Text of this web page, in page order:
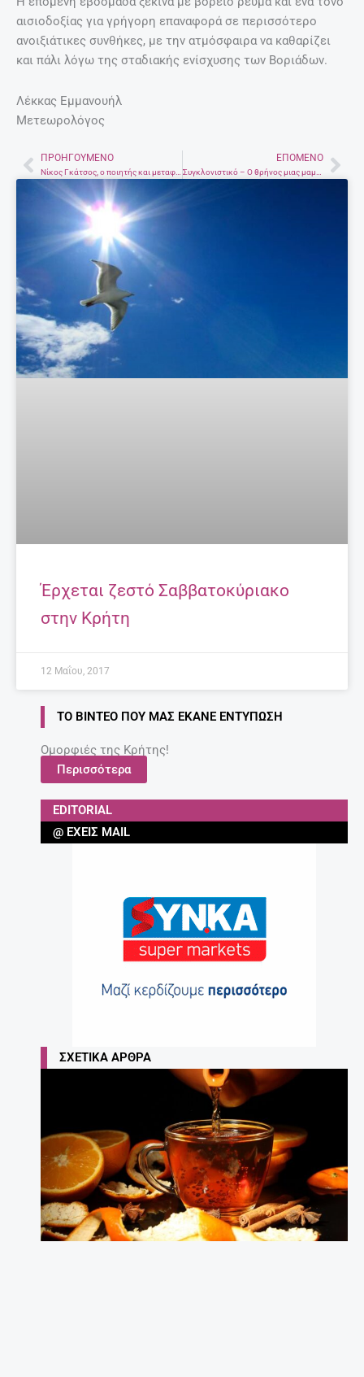
αισιοδοξίας για γρήγορη επαναφορά σε περισσότερο
ανοιξιάτικες συνθήκες, με την ατμόσφαιρα να καθαρίζει
και πάλι λόγω της σταδιακής ενίσχυσης των Βοριάδων.
Λέκκας Εμμανουήλ
Μετεωρολόγος
PrevΠΡΟΗΓΟΎΜΕΝΟ
Νίκος Γκάτσος, ο ποιητής και μεταφραστής με τους πιο διάσημους στίχους
ΕΠΌΜΕΝΟ
Συγκλονιστικό – Ο θρήνος μιας μαμάς μαϊμούς σε δάσος της Ινδίας
Έρχεται ζεστό Σαββατοκύριακο
στην Κρήτη
12 Μαΐου, 2017
ΤΟ ΒΊΝΤΕΟ ΠΟΥ ΜΑΣ ΈΚΑΝΕ ΕΝΤΎΠΩΣΗ
Ομορφιές της Κρήτης!
Περισσότερα
EDITORIAL
@ ΈΧΕΙΣ MAIL
ΣΧΕΤΙΚΆ ΆΡΘΡΑ